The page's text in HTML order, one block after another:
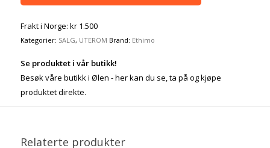
Frakt i Norge: kr 1.500
Kategorier: SALG, UTEROM Brand: Ethimo
Se produktet i vår butikk!
Besøk våre butikk i Ølen - her kan du se, ta på og kjøpe
produktet direkte.
Relaterte produkter